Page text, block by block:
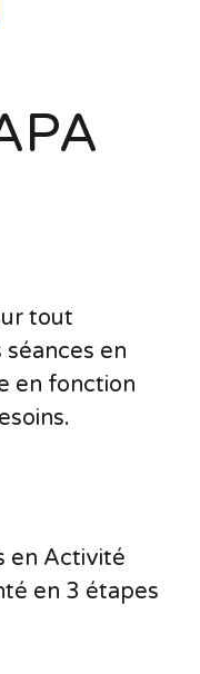
tout
en
en fonction
en Activité
en 3 étapes